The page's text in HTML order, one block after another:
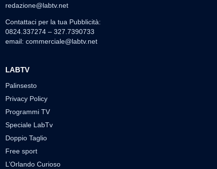
redazione@labtv.net
Contattaci per la tua Pubblicità:
0824.337274 – 327.7390733
email: commerciale@labtv.net
LABTV
Palinsesto
Privacy Policy
Programmi TV
Speciale LabTv
Doppio Taglio
Free sport
L’Orlando Curioso